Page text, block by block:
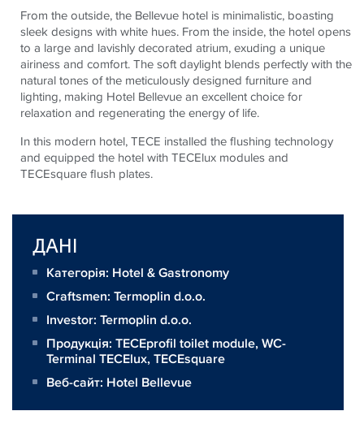
From the outside, the Bellevue hotel is minimalistic, boasting
sleek designs with white hues. From the inside, the hotel opens
to a large and lavishly decorated atrium, exuding a unique
airiness and comfort. The soft daylight blends perfectly with the
natural tones of the meticulously designed furniture and
lighting, making Hotel Bellevue an excellent choice for
relaxation and regenerating the energy of life.
In this modern hotel,TECE installed the flushing technology
and equipped the hotel withTECElux modules and
TECEsquare flush plates.
ДАНІ
Категорія: Hotel & Gastronomy
Craftsmen: Termoplin d.o.o.
Investor: Termoplin d.o.o.
Продукція: TECEprofil toilet module,WC-
Terminal TECElux,TECEsquare
Веб-сайт: Hotel Bellevue